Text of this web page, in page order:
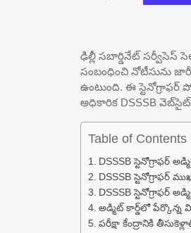
ఢిల్లీ సబార్డినేట్ సర్వీసెస్
సంబంధించి నోటీసును
ఉంటుంది. ఈ స్టెనోగ్రాఫర్
అధికారిక DSSSB
Table of Contents
DSSSB స్టెనోగ్రాఫర్
DSSSB స్టెనోగ్రాఫర్
DSSSB స్టెనోగ్రాఫర్
అడ్మిట్ కార్డ్‌లో పేర్కొన్న
పరీక్షా కేంద్రానికి